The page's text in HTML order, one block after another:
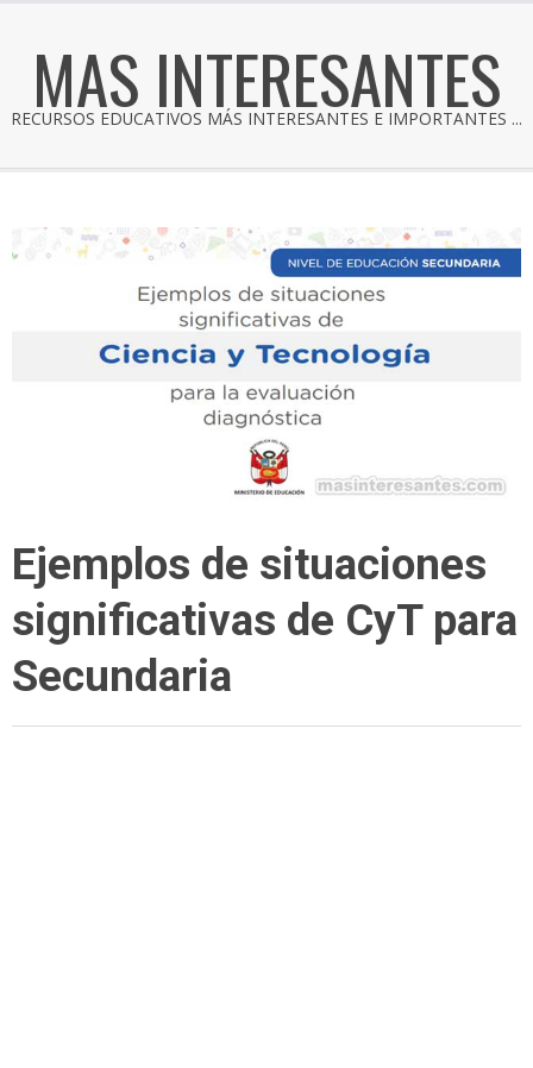
MAS INTERESANTES
RECURSOS EDUCATIVOS MÁS INTERESANTES E IMPORTANTES ...
Ejemplos de situaciones
significativas de CyT para
Secundaria